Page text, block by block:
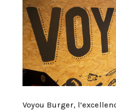
Voyou Burger,